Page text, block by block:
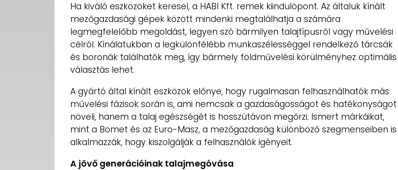
Ha kiváló eszközöket keresel, a HABI Kft. remek kiindulópont. Az általuk kínált
mezőgazdasági gépek között mindenki megtalálhatja a számára
legmegfelelőbb megoldást, legyen szó bármilyen talajtípusról vagy művelési
célról. Kínálatukban a legkülönfélébb munkaszélességgel rendelkező tárcsák
és boronák találhatók meg, így bármely földművelési körülményhez optimális
választás lehet.
A gyártó által kínált eszközök előnye, hogy rugalmasan felhasználhatók más
művelési fázisok során is, ami nemcsak a gazdaságosságot és hatékonyságot
növeli, hanem a talaj egészségét is hosszútávon megőrzi. Ismert márkáikat,
mint a Bomet és az Euro-Masz, a mezőgazdaság különböző szegmenseiben is
alkalmazzák, hogy kiszolgálják a felhasználók igényeit.
A jövő generációinak talajmegóvása